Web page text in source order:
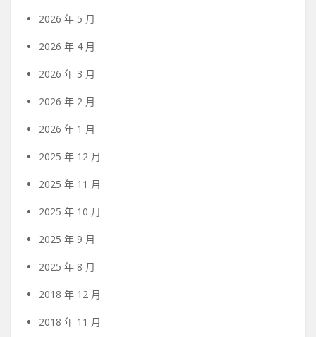
2026 年 5 月
2026 年 4 月
2026 年 3 月
2026 年 2 月
2026 年 1 月
2025 年 12 月
2025 年 11 月
2025 年 10 月
2025 年 9 月
2025 年 8 月
2018 年 12 月
2018 年 11 月